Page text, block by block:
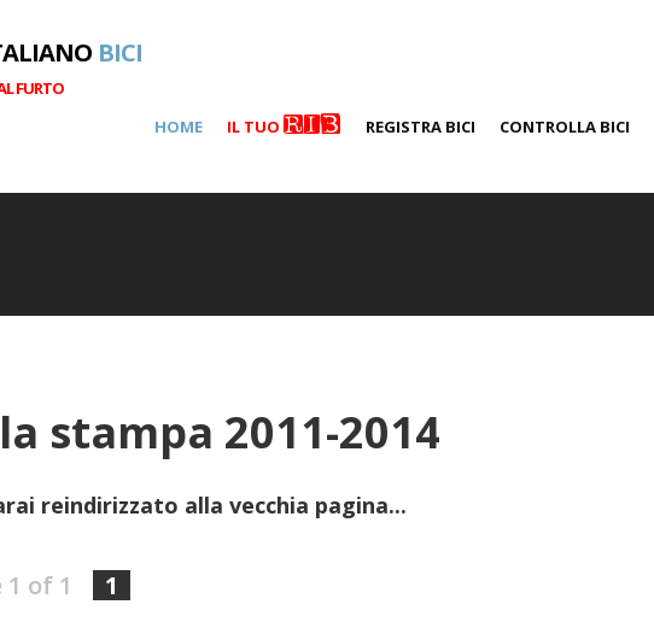
BICI
FURTO
HOME
IL TUO RIB REGISTRA BICI CONTROLLA BICI
stampa 2011-2014
reindirizzato alla vecchia pagina...
1 of 1 1